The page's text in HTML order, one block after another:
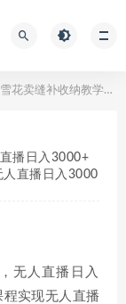
，无人直播日入3000+(抖音小雪花卖缝补收纳教学视频课程实现无人直播日入3000+的秘诀)
播日入3000+
人直播日入3000